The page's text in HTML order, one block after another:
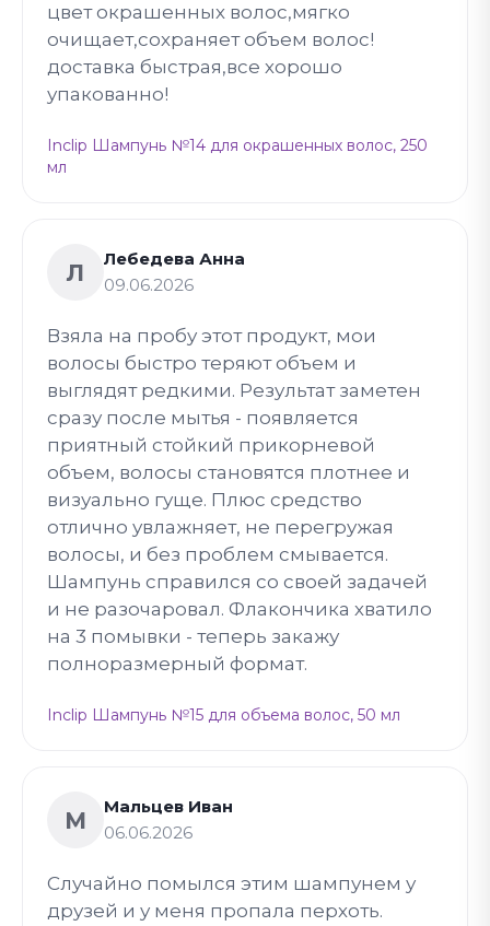
цвет окрашенных волос,мягко
очищает,сохраняет объем волос!
доставка быстрая,все хорошо
упакованно!
Inclip Шампунь №14 для окрашенных волос, 250
мл
Л
Лебедева Анна
09.06.2026
Взяла на пробу этот продукт, мои
волосы быстро теряют объем и
выглядят редкими. Результат заметен
сразу после мытья - появляется
приятный стойкий прикорневой
объем, волосы становятся плотнее и
визуально гуще. Плюс средство
отлично увлажняет, не перегружая
волосы, и без проблем смывается.
Шампунь справился со своей задачей
и не разочаровал. Флакончика хватило
на 3 помывки - теперь закажу
полноразмерный формат.
Inclip Шампунь №15 для объема волос, 50 мл
М
Мальцев Иван
06.06.2026
Случайно помылся этим шампунем у
друзей и у меня пропала перхоть.